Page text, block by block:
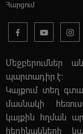
Հարցում
Մեջբերումներ
պարտադիր է:
Կայքում տեղ
մասնակի
կայքին հղման
հեղինակների